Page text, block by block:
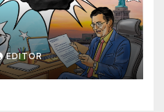
EDITOR